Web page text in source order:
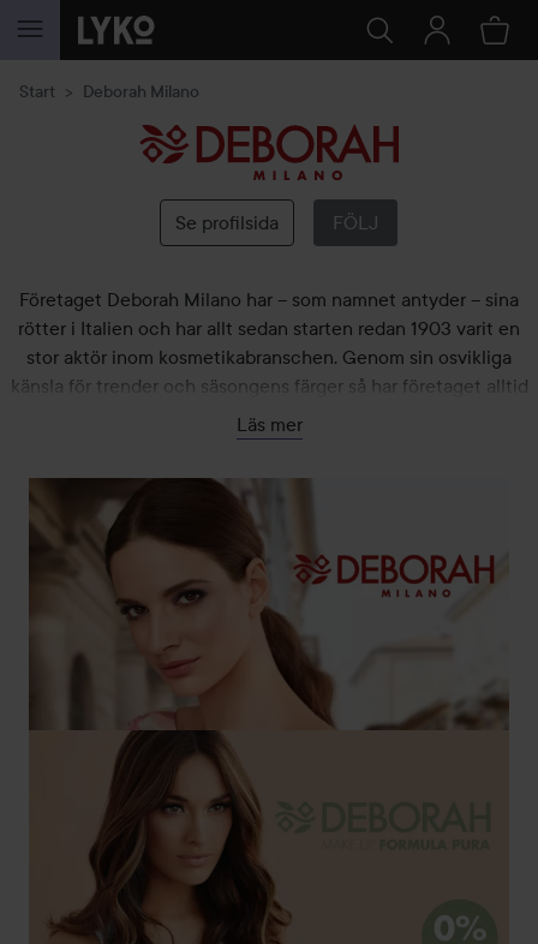
HOPPA TILL INNEHÅLLET
Start Deborah Milano
Deborah
Milano
Se profilsida FÖLJ
Företaget Deborah Milano har – som namnet antyder – sina
rötter i Italien och har allt sedan starten redan 1903 varit en
stor aktör inom kosmetikabranschen. Genom sin osvikliga
känsla för trender och säsongens färger så har företaget alltid
legat i framkant och snarare dikterat dessa trender än följt
dem – detta oavsett om det gäller nagellack, mascara eller
själv placera sig i förarasätet och Lyko är väldigt stolta över
att kunna erbjuda ett brett sortiment från detta företag.
Läs mer